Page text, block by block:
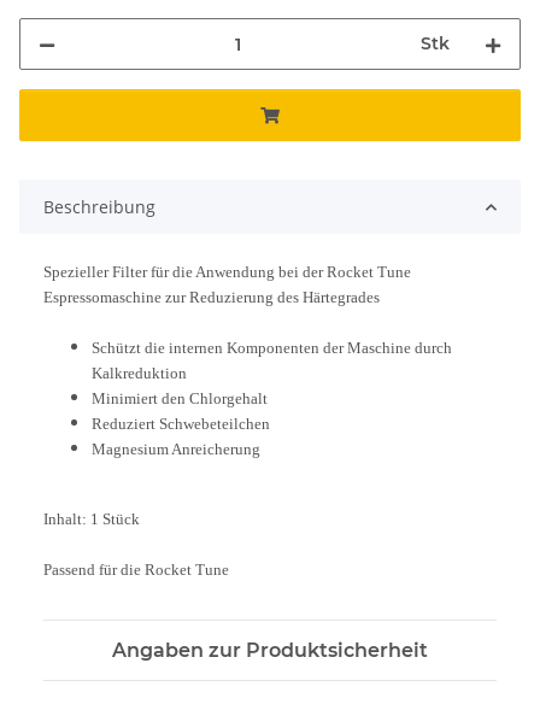
Stk
Beschreibung
Spezieller Filter für die Anwendung bei der Rocket Tune
Espressomaschine zur Reduzierung des Härtegrades
Schützt die internen Komponenten der Maschine durch
Kalkreduktion
Minimiert den Chlorgehalt
Reduziert Schwebeteilchen
Magnesium Anreicherung
Inhalt: 1 Stück
Passend für die Rocket Tune
Angaben zur Produktsicherheit